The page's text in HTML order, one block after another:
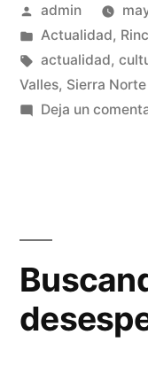
Publicado
por
admin
Publicado
en
Actualidad,
Etiquetas:
actualidad,
Valles, Sierra Norte
Deja un